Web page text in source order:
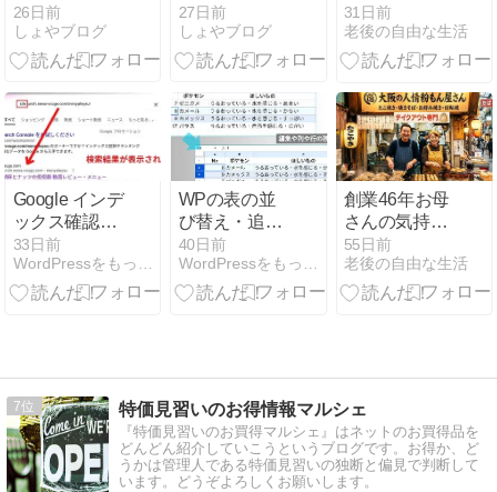
26日前
しょやブログ
27日前
しょやブログ
だ経験を忘れ
ず、人情食堂
で温かい食事
ている
31日前
老後の自由な生活
Google インデ
ックス確認コ
マンドとリク
エスト送信上
限
33日前
WordPressをもっと簡単に/ VOGUE
WPの表の並
び替え・追
加・分割を簡
単に スプレッ
ドシート
40日前
WordPressをもっと簡単に/ VOGUE
創業46年お母
さんの気持ち
を継いで25年
大阪の人情粉
もん屋さん
55日前
老後の自由な生活
7 特価見習いのお得情報マルシェ
『特価見習いのお買得マルシェ』はネットのお買得品を
どんどん紹介していこうというブログです。お得か、ど
うかは管理人である特価見習いの独断と偏見で判断して
います。どうぞよろしくお願いします。